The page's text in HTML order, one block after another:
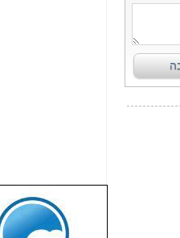
שבוע טוב לכל
הגולשים באשר